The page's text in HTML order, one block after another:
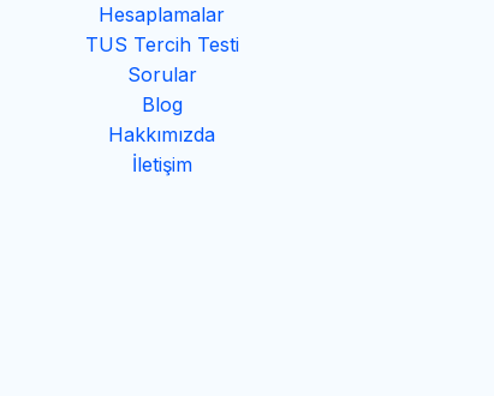
Hesaplamalar
TUS Tercih Testi
Sorular
Blog
Hakkımızda
İletişim